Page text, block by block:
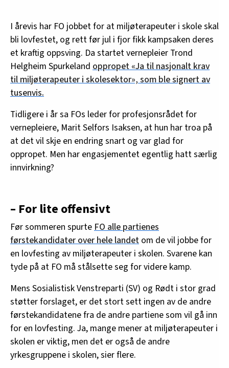
I årevis har FO jobbet for at miljøterapeuter i skole skal
bli lovfestet, og rett før jul i fjor fikk kampsaken deres
et kraftig oppsving. Da startet vernepleier Trond
Helgheim Spurkeland oppropet «Ja til nasjonalt krav
til miljøterapeuter i skolesektor», som ble signert av
tusenvis.
Tidligere i år sa FOs leder for profesjonsrådet for
vernepleiere, Marit Selfors Isaksen, at hun har troa på
at det vil skje en endring snart og var glad for
oppropet. Men har engasjementet egentlig hatt særlig
innvirkning?
– For lite offensivt
Før sommeren spurteFO alle partienes
førstekandidater over hele landet om de vil jobbe for
en lovfesting av miljøterapeuter i skolen. Svarene kan
tyde på at FO må stålsette seg for videre kamp.
Mens Sosialistisk Venstreparti (SV) og Rødt i stor grad
støtter forslaget, er det stort sett ingen av de andre
førstekandidatene fra de andre partiene som vil gå inn
for en lovfesting. Ja, mange mener at miljøterapeuter i
skolen er viktig, men det er også de andre
yrkesgruppene i skolen, sier flere.